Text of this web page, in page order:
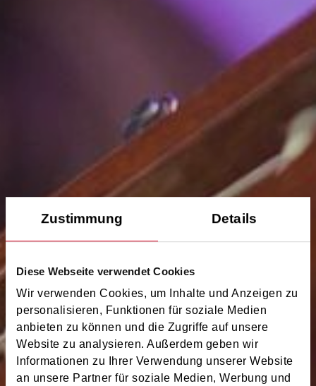
Zustimmung Details
Diese Webseite verwendet Cookies
Wir verwenden Cookies, um Inhalte und Anzeigen zu
personalisieren, Funktionen für soziale Medien
anbieten zu können und die Zugriffe auf unsere
Website zu analysieren. Außerdem geben wir
Informationen zu Ihrer Verwendung unserer Website
an unsere Partner für soziale Medien, Werbung und